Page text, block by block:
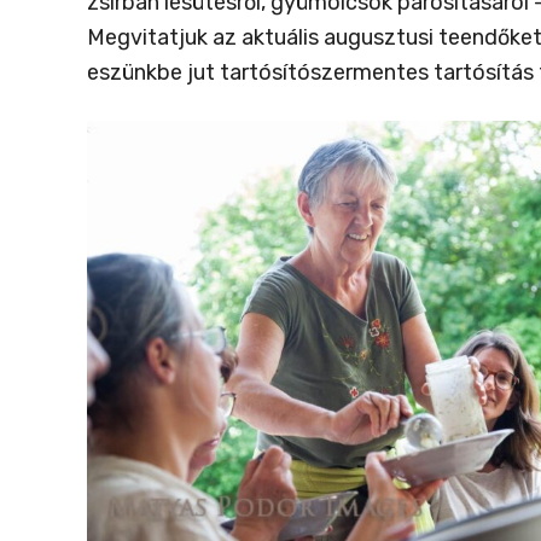
Megvitatjuk az aktuális augusztusi
eszünkbe jut tartósítószermentes tartósítás